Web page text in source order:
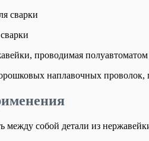
проводимая
наплавочных
между собой детали из